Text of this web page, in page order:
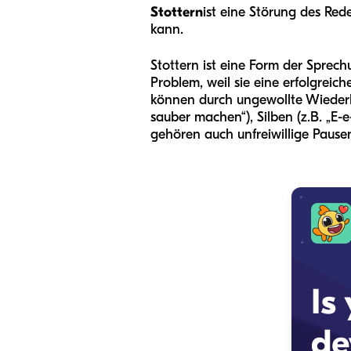
Stotternist eine Störung des
kann.
Stottern ist eine Form der
Problem, weil sie eine
können durch ungewollte
sauber machen“), Silben (z.B.
gehören auch unfreiwillige